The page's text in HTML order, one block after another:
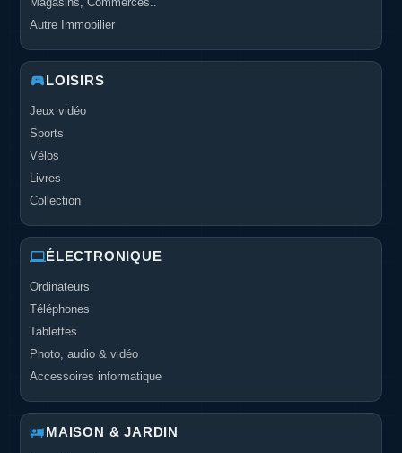
Autre Immobilier
LOISIRS
Jeux vidéo
Sports
Vélos
Livres
Collection
ÉLECTRONIQUE
Ordinateurs
Téléphones
Tablettes
Photo, audio & vidéo
Accessoires informatique
MAISON & JARDIN